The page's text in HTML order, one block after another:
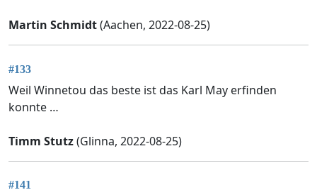
Martin Schmidt(Aachen, 2022-08-25)
#133
Weil Winnetou das beste ist das Karl May erfinden
konnte …
Timm Stutz(Glinna, 2022-08-25)
#141